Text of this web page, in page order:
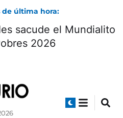
de última hora:
goles sacude el
Pobres 2026